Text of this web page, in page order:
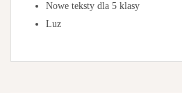
Nowe teksty dla 5 klasy
Luz